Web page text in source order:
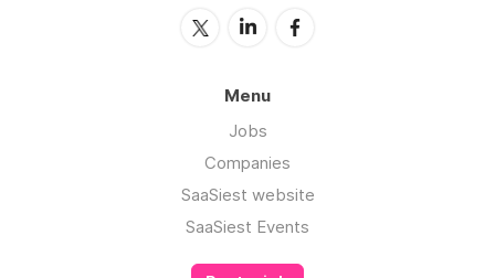
Menu
Jobs
Companies
SaaSiest website
SaaSiest Events